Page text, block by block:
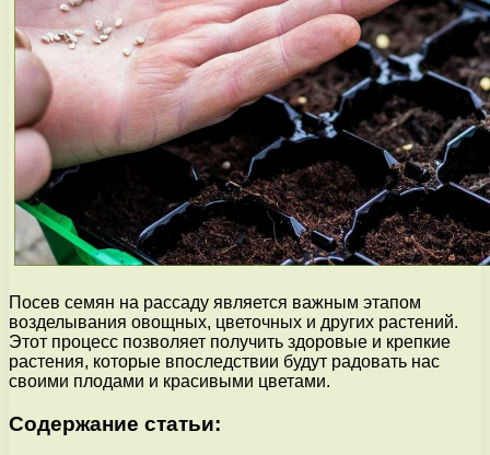
Посев семян на рассаду является важным этапом
возделывания овощных, цветочных и других растений.
Этот процесс позволяет получить здоровые и крепкие
растения, которые впоследствии будут радовать нас
своими плодами и красивыми цветами.
Содержание статьи: